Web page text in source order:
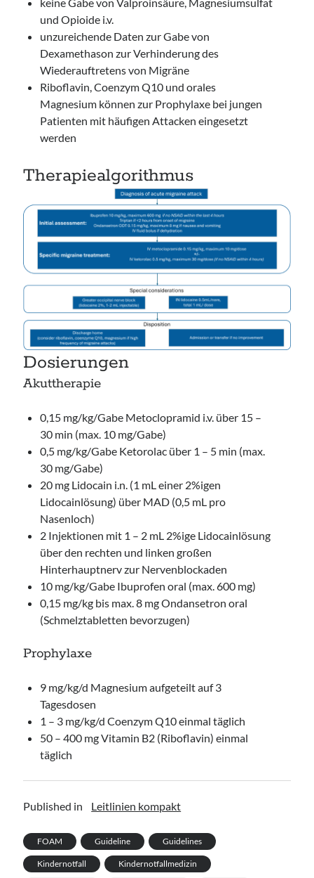
und Opioide i.v.
unzureichende Daten zur Gabe von
Dexamethason zur Verhinderung des
Wiederauftretens von Migräne
Riboflavin, Coenzym Q10 und orales
Magnesium können zur Prophylaxe bei jungen
Patienten mit häufigen Attacken eingesetzt
werden
Therapiealgorithmus
Dosierungen
Akuttherapie
0,15 mg/kg/Gabe Metoclopramid i.v. über 15 –
30 min (max. 10 mg/Gabe)
0,5 mg/kg/Gabe Ketorolac über 1 – 5 min (max.
30 mg/Gabe)
20 mg Lidocain i.n. (1 mL einer 2%igen
Lidocainlösung) über MAD (0,5 mL pro
Nasenloch)
2 Injektionen mit 1 – 2 mL 2%ige Lidocainlösung
über den rechten und linken großen
Hinterhauptnerv zur Nervenblockaden
10 mg/kg/Gabe Ibuprofen oral (max. 600 mg)
0,15 mg/kg bis max. 8 mg Ondansetron oral
(Schmelztabletten bevorzugen)
Prophylaxe
9 mg/kg/d Magnesium aufgeteilt auf 3
Tagesdosen
1 – 3 mg/kg/d Coenzym Q10 einmal täglich
50 – 400 mg Vitamin B2 (Riboflavin) einmal
täglich
Published in Leitlinien kompakt
FOAM Guideline Guidelines
Kindernotfall Kindernotfallmedizin